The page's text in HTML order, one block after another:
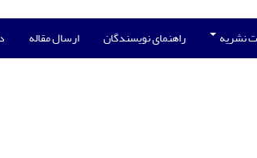
نشریه راهنمای نویسندگان ارسال مقاله